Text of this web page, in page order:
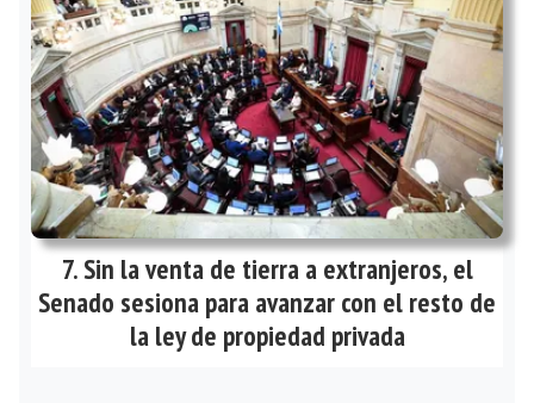
Sin la venta de tierra a extranjeros, el
Senado sesiona para avanzar con el resto de
la ley de propiedad privada